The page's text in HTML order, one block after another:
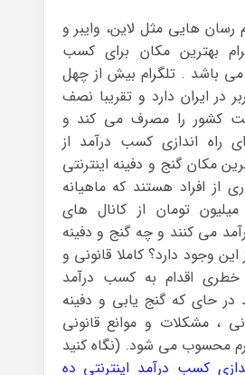
رسان هایی مثل لاین، وایبر و
بهترین مکان برای کسب
می باشد . تلگرام بیش از چهل
در ایران دارد و تقریبا نصف
کشور را مصرف می کند و
راه اندازی کسب درآمد از
مکان گنج و دفینه اینترنتی
از افراد هستند که ماهیانه
تومان از کانال های
می کنند و چه گنج و دفینه
این وجود دارد؟ کاملا قانونی و
اقدام به کسب درآمد
در حای که گنج یابی و دفینه
، مشکلات و موانع قانونی
محسوب می شود. (نگاه کنید
کسب درآمد اینترنتی ده